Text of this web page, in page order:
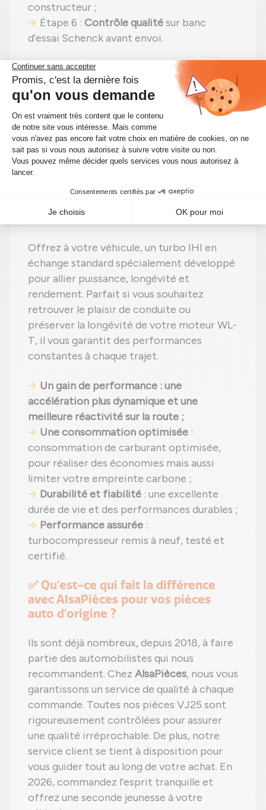
constructeur ;
Étape 6 : Contrôle qualitésur banc
d'essai Schenck avant envoi.
En choisissant un turbo reconditionné
vous faites un pari gagnant :
efficacité
préservée,moins de dépenses (avec un
tarif actuellement à 313,50 €)
impact
environnemental positif. Alors pourquoi
hésiter ? Optimisez votre moteur tout en
faisant des économies significatives !
🔧 Optimisez les performances de
reconditionné
Offrez à votre véhicule, un turbo IHI en
échange standard spécialement développé
pour allier puissance, longévité et
rendement. Parfait si vous souhaitez
retrouver le plaisir de conduite ou
préserver la longévité de votre moteur WL-
T, il vous garantit des performances
constantes à chaque trajet.
Un gain de performance : une
accélération plus dynamique et une
meilleure réactivité sur la route ;
Une consommation optimisée :
consommation de carburant optimisée,
pour réaliser des économies mais aussi
limiter votre empreinte carbone ;
Durabilité et fiabilité : une excellente
durée de vie et des performances durables ;
Performance assurée :
turbocompresseur remis à neuf, testé et
certifié.
✅ Qu'est-ce qui fait la différence
avec AlsaPièces pour vos pièces
auto d'origine ?
Ils sont déjà nombreux, depuis 2018, à faire
partie des automobilistes qui nous
recommandent. Chez AlsaPièces, nous vous
garantissons un service de qualité à chaque
commande. Toutes nos pièces VJ25 sont
rigoureusement contrôlées pour assurer
une qualité irréprochable. De plus, notre
service client se tient à disposition pour
vous guider tout au long de votre achat. En
2026, commandez l'esprit tranquille et
offrez une seconde jeunesse à votre